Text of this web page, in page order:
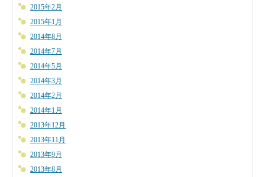
2015年2月
2015年1月
2014年8月
2014年7月
2014年5月
2014年3月
2014年2月
2014年1月
2013年12月
2013年11月
2013年9月
2013年8月